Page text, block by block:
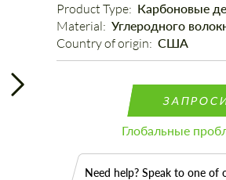
Product Type: Карбоновые
Material: Углеродного
Country of origin: США
Глобальные
Need help? Speak to one of